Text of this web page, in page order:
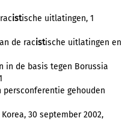
istische uitlatingen, 1
de racistische uitlatingen en
in de basis tegen Borussia
gehouden
30 september 2002,